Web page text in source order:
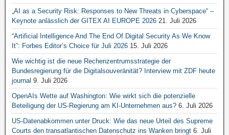
„AI as a Security Risk: Responses to New Threats in Cyberspace“ –
Keynote anlässlich der GITEX AI EUROPE 2026 21. Juli 2026
“Artificial Intelligence And The End Of Digital Security As We Know
It”: Forbes Editor’s Choice für Juli 2026 15. Juli 2026
Wie wichtig ist die neue Rechenzentrumsstrategie der
Bundesregierung für die Digitalsouveränität? Interview mit ZDF heute
journal 9. Juli 2026
OpenAIs Wette auf Washington: Wie wirkt sich die potenzielle
Beteiligung der US-Regierung am KI-Unternehmen aus? 6. Juli 2026
US-Datenabkommen unter Druck: Wie das neue Urteil des Supreme
Courts den transatlantischen Datenschutz ins Wanken bringt 6. Juli